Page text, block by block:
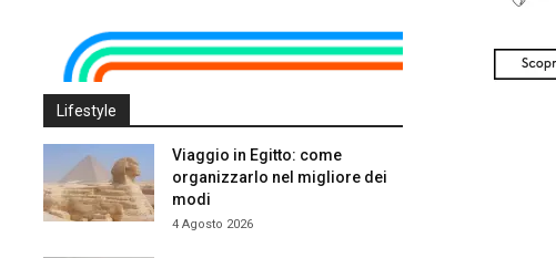
Lifestyle
Viaggio in Egitto: come
organizzarlo nel migliore dei
modi
4 Agosto 2026